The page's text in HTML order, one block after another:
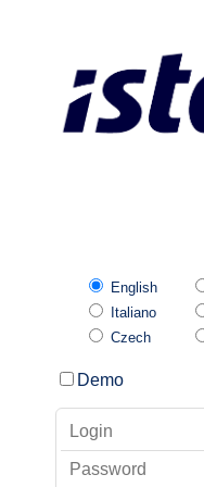
English
Italiano
Czech
Demo